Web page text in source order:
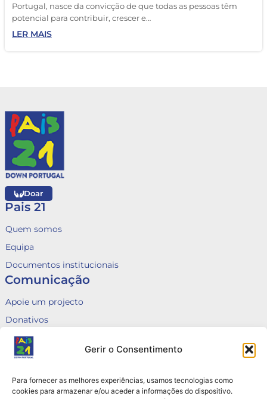
Gerir o Consentimento
Para fornecer as melhores experiências, usamos tecnologias como
cookies para armazenar e/ou aceder a informações do dispositivo.
Portugal, nasce da convicção de que todas as pessoas têm
potencial para contribuir, crescer e…
LER MAIS
Doar
Pais 21
Quem somos
Equipa
Documentos institucionais
Comunicação
Apoie um projecto
Donativos
Fale connosco
Voluntariado
Queixas